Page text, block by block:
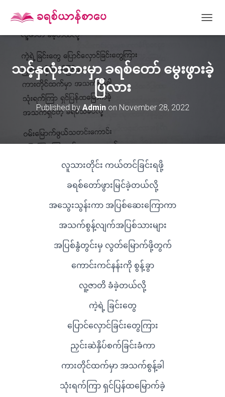
O
L
E
သင့်နှလုံးသားမှာ ခရစ်တော် မွေးဖွားခဲ့
ပြီလား
Published byAdminon November 28, 2022
လူသားတိုင်း ကယ်တင်ခြင်းရဖို့
ခရစ်တော်ဖွားမြင်ခဲ့တယ်လို့
အသွေးသွန်းကာ အပြစ်ဆေးကြောကာ
အသက်စွန့်လျက်အပြစ်သားများ
အပြစ်နွံတွင်းမှ လွတ်မြောက်ဖို့တွက်
ကောင်းကင်နန်းကို စွန့်ခွာ
လူ့ဇာတိ ခံခဲ့တယ်လို့
ကဲ့ရဲ့ ခြင်းတွေ
ပြောင်လှောင်ခြင်းတွေကြား
ညှင်းဆဲနှိပ်စက်ခြင်းခံကာ
ကားတိုင်ထက်မှာ အသက်စွန့်ခါ
သုံးရက်ကြာ ရှင်ပြန်ထမြောက်ခဲ့